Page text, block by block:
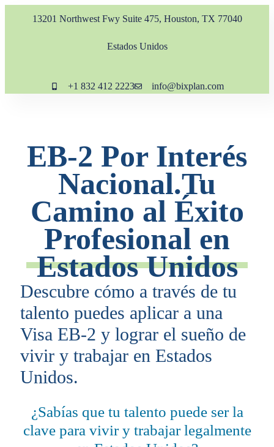
13201 Northwest Fwy Suite 475, Houston, TX 77040
Estados Unidos
+1 832 412 2223 info@bixplan.com
EB-2 Por Interés
Nacional.Tu
Camino al Éxito
Profesional en
Estados Unidos
Descubre cómo a través de tu
talento puedes aplicar a una
Visa EB-2 y lograr el sueño de
vivir y trabajar en Estados
Unidos.
¿Sabías que tu talento puede ser la
clave para vivir y trabajar legalmente